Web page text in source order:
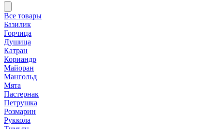
Все товары
Базилик
Горчица
Душица
Катран
Кориандр
Майоран
Мангольд
Мята
Пастернак
Петрушка
Розмарин
Руккола